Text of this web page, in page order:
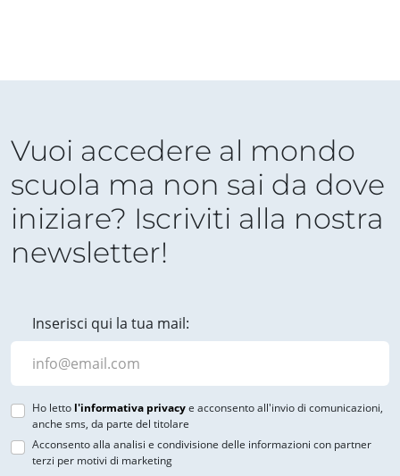
Vuoi accedere al mondo
scuola ma non sai da dove
iniziare? Iscriviti alla nostra
newsletter!
Inserisci qui la tua mail:
Ho letto l'informativa privacye acconsento all'invio di comunicazioni,
anche sms, da parte del titolare
Acconsento alla analisi e condivisione delle informazioni con partner
terzi per motivi di marketing